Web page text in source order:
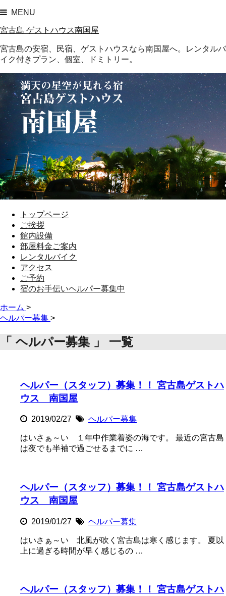
MENU
宮古島 ゲストハウス南国屋
宮古島の安宿、民宿、ゲストハウスなら南国屋へ。レンタルバ
イク付きプラン、個室、ドミトリー。
トップページ
ご挨拶
館内設備
部屋料金ご案内
レンタルバイク
アクセス
ご予約
宿のお手伝いヘルパー募集中
ホーム >
ヘルパー募集 >
「 ヘルパー募集 」 一覧
ヘルパー（スタッフ）募集！！ 宮古島ゲストハ
ウス 南国屋
2019/02/27 ヘルパー募集
はいさぁ～い １年中作業着姿の海です。 最近の宮古島
は夜でも半袖で過ごせるまでに …
ヘルパー（スタッフ）募集！！ 宮古島ゲストハ
ウス 南国屋
2019/01/27 ヘルパー募集
はいさぁ～い 北風が吹く宮古島は寒く感じます。 夏以
上に過ぎる時間が早く感じるの …
ヘルパー（スタッフ）募集！！ 宮古島ゲストハ